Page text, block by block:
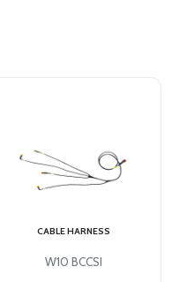
CABLE HARNESS
W10 BCCSI